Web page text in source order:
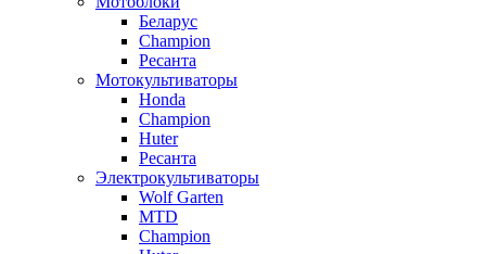
Беларус
Champion
Ресанта
Мотокультиваторы
Honda
Champion
Huter
Ресанта
Электрокультиваторы
Wolf Garten
MTD
Champion